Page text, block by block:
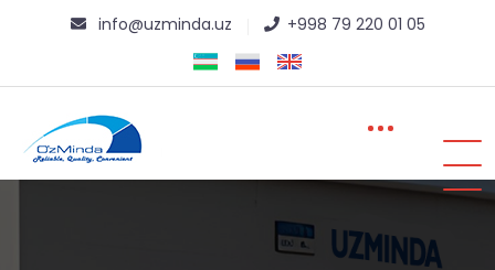
info@uzminda.uz +998 79 220 01 05